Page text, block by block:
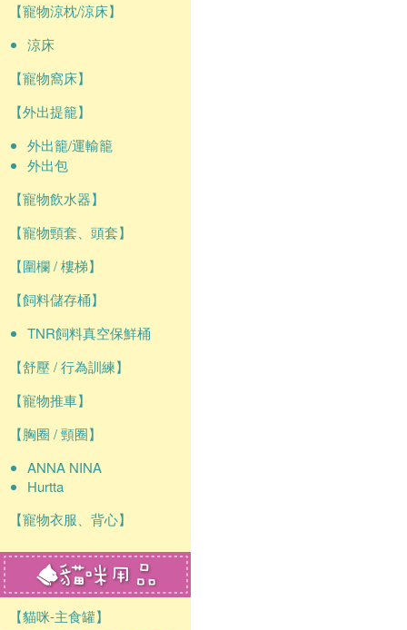
【寵物涼枕/涼床】
涼床
【寵物窩床】
【外出提籠】
外出籠/運輸籠
外出包
【寵物飲水器】
【寵物頸套、頭套】
【圍欄 / 樓梯】
【飼料儲存桶】
TNR飼料真空保鮮桶
【舒壓 / 行為訓練】
【寵物推車】
【胸圈 / 頸圈】
ANNA NINA
Hurtta
【寵物衣服、背心】
【貓咪-主食罐】